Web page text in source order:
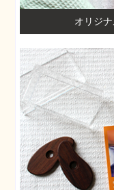
オリジ